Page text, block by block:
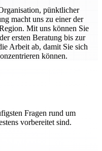
pünktlicher
macht uns zu einer der
Mit uns können Sie
ersten Beratung bis zur
Arbeit ab, damit Sie sich
können.
Fragen rund um
vorbereitet sind.